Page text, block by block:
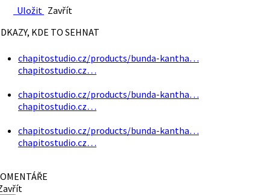
Uložit Zavřít
KDE TO SEHNAT
chapitostudio.cz/products/bunda-kantha…
chapitostudio.cz…
chapitostudio.cz/products/bunda-kantha…
chapitostudio.cz…
chapitostudio.cz/products/bunda-kantha…
chapitostudio.cz…